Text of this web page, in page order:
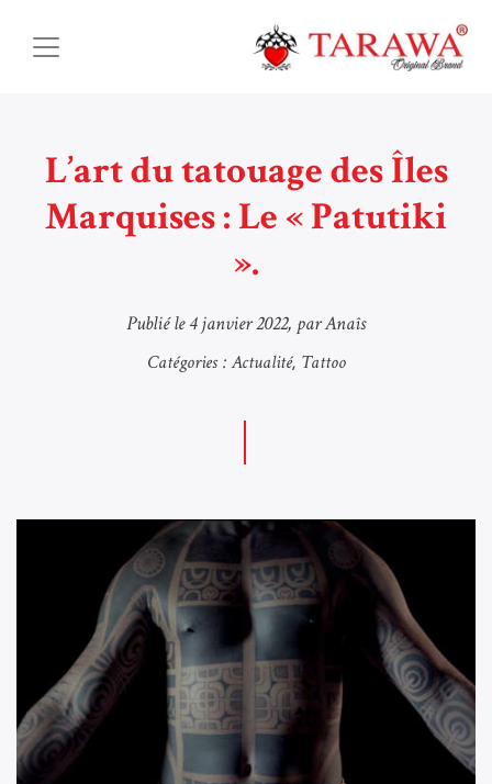
L’art du tatouage des Îles
Marquises : Le « Patutiki
».
Publié le4 janvier 2022, par Anaîs
Catégories :Actualité Tattoo